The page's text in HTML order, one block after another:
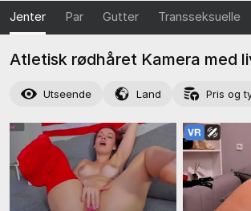
Jenter Par Gutter Transseksuelle
Atletisk rødhåret Kamera med
Utseende Land Pris og